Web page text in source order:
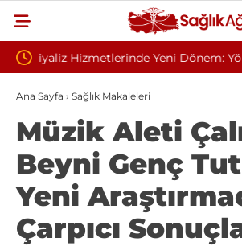
Yönetmelik Sivilce Sandı, Cilt
Dikişle Uyandı
Ana Sayfa › Sağlık Makaleleri
Müzik Aleti
Beyni Genç
Yeni
Çarpıcı